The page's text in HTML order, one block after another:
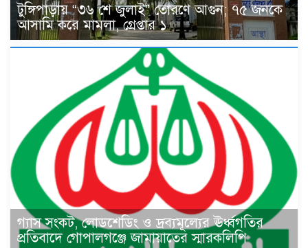
টুঙ্গিপাড়ায় “৩৬ শে জুলাই” তোরণে আগুন; ৭৫ জনকে
আসামি করে মামলা, গ্রেপ্তার ১
গ্যাস সংকট, লোডশেডিং ও দ্রব্যমূল্যের ঊর্ধ্বগতির
প্রতিবাদে গোপালগঞ্জে জামায়াতের স্মারকলিপি